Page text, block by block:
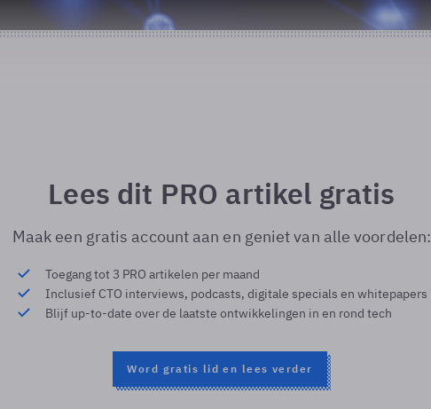
Lees dit PRO artikel gratis
Maak een gratis account aan en geniet van alle voordelen:
Toegang tot 3 PRO artikelen per maand
Inclusief CTO interviews, podcasts, digitale specials en whitepapers
Blijf up-to-date over de laatste ontwikkelingen in en rond tech
Word gratis lid en lees verder